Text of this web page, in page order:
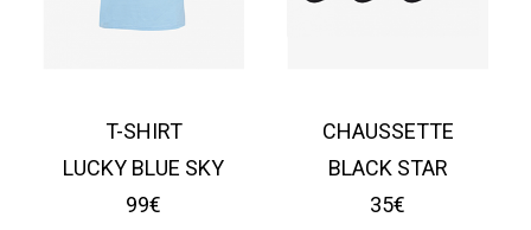
T-SHIRT
LUCKY BLUE SKY
99€
CHAUSSETTE
BLACK STAR
35€